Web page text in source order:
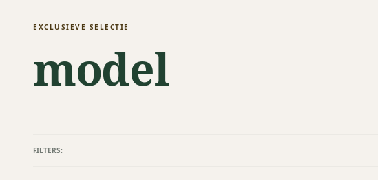
EXCLUSIEVE SELECTIE
model
FILTERS: